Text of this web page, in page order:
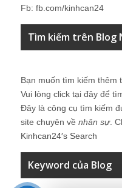
Fb: fb.com/kinhcan24
Tìm kiếm trên Blog
Bạn muốn tìm kiếm thêm
Vui lòng click tại đây để
Đây là công cụ tìm kiếm
site chuyên về nhân sự.
Kinhcan24′s Search
Keyword của Blog